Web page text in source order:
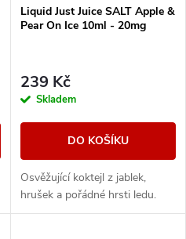
Liquid Just Juice SALT Apple &
Pear On Ice 10ml - 20mg
239 Kč
Skladem
DO KOŠÍKU
Osvěžující koktejl z jablek,
hrušek a pořádné hrsti ledu.